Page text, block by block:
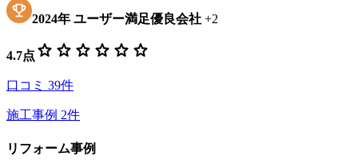
2024年 ユーザー満足優良会社 +2
4.7点 star star star star star star
口コミ 39件
施工事例 2件
リフォーム事例